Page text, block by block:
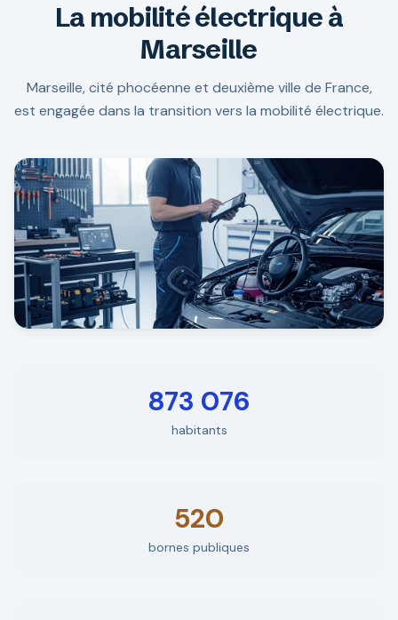
La mobilité électrique à
Marseille
Marseille, cité phocéenne et deuxième ville de France,
est engagée dans la transition vers la mobilité électrique.
873 076
habitants
520
bornes publiques